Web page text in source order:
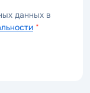
данных в
*